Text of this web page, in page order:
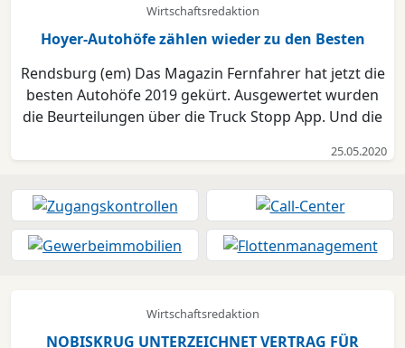
vorsehen. Weil die Fördergelde...
Wirtschaftsredaktion
Hoyer-Autohöfe zählen wieder zu den Besten
Rendsburg (em) Das Magazin Fernfahrer hat jetzt die
besten Autohöfe 2019 gekürt. Ausgewertet wurden
die Beurteilungen über die Truck Stopp App. Und die
Mecklenburg, Hamburg-Süd und Cloppenburger
25.05.2020
Wirtschaftsredaktion
NOBISKRUG UNTERZEICHNET VERTRAG FÜR